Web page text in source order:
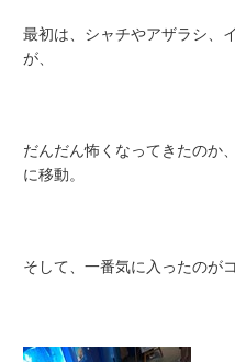
最初は、シャチやアザラシ、
が、
だんだん怖くなってきたのか
に移動。
そして、一番気に入ったのが